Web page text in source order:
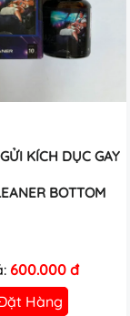
KÍCH DỤC GAY
BOTTOM
600.000 đ
Hàng